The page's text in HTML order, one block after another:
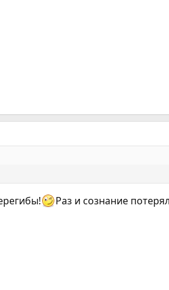
Раз и сознание